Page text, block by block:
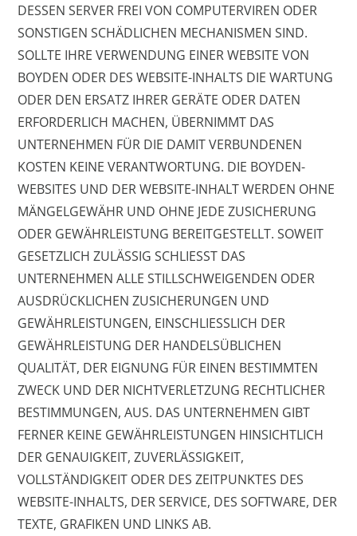
DESSEN SERVER FREI VON COMPUTERVIREN ODER
SONSTIGEN SCHÄDLICHEN MECHANISMEN SIND.
SOLLTE IHRE VERWENDUNG EINER WEBSITE VON
BOYDEN ODER DES WEBSITE-INHALTS DIE WARTUNG
ODER DEN ERSATZ IHRER GERÄTE ODER DATEN
ERFORDERLICH MACHEN, ÜBERNIMMT DAS
UNTERNEHMEN FÜR DIE DAMIT VERBUNDENEN
KOSTEN KEINE VERANTWORTUNG. DIE BOYDEN-
WEBSITES UND DER WEBSITE-INHALT WERDEN OHNE
MÄNGELGEWÄHR UND OHNE JEDE ZUSICHERUNG
ODER GEWÄHRLEISTUNG BEREITGESTELLT. SOWEIT
GESETZLICH ZULÄSSIG SCHLIESST DAS
UNTERNEHMEN ALLE STILLSCHWEIGENDEN ODER
AUSDRÜCKLICHEN ZUSICHERUNGEN UND
GEWÄHRLEISTUNGEN, EINSCHLIESSLICH DER
GEWÄHRLEISTUNG DER HANDELSÜBLICHEN
QUALITÄT, DER EIGNUNG FÜR EINEN BESTIMMTEN
ZWECK UND DER NICHTVERLETZUNG RECHTLICHER
BESTIMMUNGEN, AUS. DAS UNTERNEHMEN GIBT
FERNER KEINE GEWÄHRLEISTUNGEN HINSICHTLICH
DER GENAUIGKEIT, ZUVERLÄSSIGKEIT,
VOLLSTÄNDIGKEIT ODER DES ZEITPUNKTES DES
WEBSITE-INHALTS, DER SERVICE, DES SOFTWARE, DER
TEXTE, GRAFIKEN UND LINKS AB.